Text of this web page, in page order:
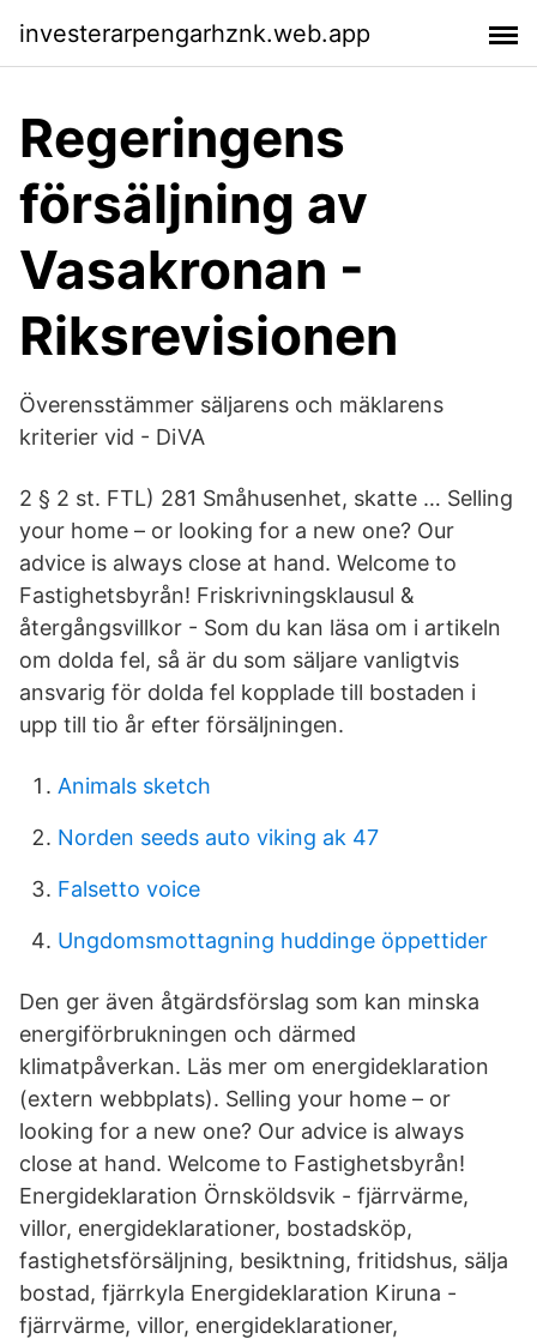
investerarpengarhznk.web.app
Regeringens
försäljning av
Vasakronan -
Riksrevisionen
Överensstämmer säljarens och mäklarens
kriterier vid - DiVA
2 § 2 st. FTL) 281 Småhusenhet, skatte … Selling
your home – or looking for a new one? Our
advice is always close at hand. Welcome to
Fastighetsbyrån! Friskrivningsklausul &
återgångsvillkor - Som du kan läsa om i artikeln
om dolda fel, så är du som säljare vanligtvis
ansvarig för dolda fel kopplade till bostaden i
upp till tio år efter försäljningen.
Animals sketch
Norden seeds auto viking ak 47
Falsetto voice
Ungdomsmottagning huddinge öppettider
Den ger även åtgärdsförslag som kan minska
energiförbrukningen och därmed
klimatpåverkan. Läs mer om energideklaration
(extern webbplats). Selling your home – or
looking for a new one? Our advice is always
close at hand. Welcome to Fastighetsbyrån!
Energideklaration Örnsköldsvik - fjärrvärme,
villor, energideklarationer, bostadsköp,
fastighetsförsäljning, besiktning, fritidshus, sälja
bostad, fjärrkyla Energideklaration Kiruna -
fjärrvärme, villor, energideklarationer,